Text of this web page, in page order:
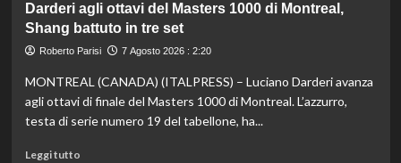
nella
gara
maschile
Nazionale,
ecco
lo
di
Mancini:
Bollini
Darderi agli ottavi del Masters 1000 di Montreal,
Shang battuto in tre set
Roberto Parisi 7 Agosto 2026 : 2:20
MONTREAL (CANADA) (ITALPRESS) – Luciano Darderi avanza
agli ottavi di finale del Masters 1000 di Montreal. L’azzurro,
testa di serie numero 19 del tabellone, ha...
Leggi tuttoLeggi